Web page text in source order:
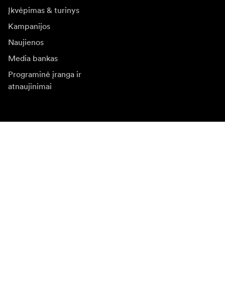
Įkvėpimas & turinys
Kampanijos
Naujienos
Media bankas
Programinė įranga ir
atnaujinimai